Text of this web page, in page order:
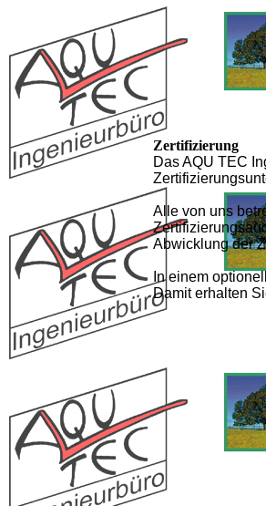
Zertifizierung
Das AQU TEC
Alle von uns
Abwicklung der
In einem
Damit erhalten